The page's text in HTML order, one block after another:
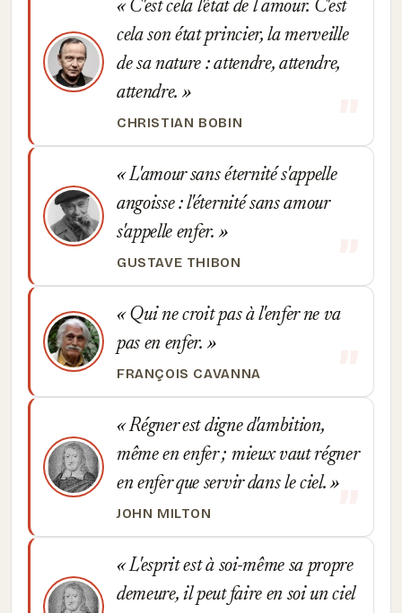
C'est cela l'état de l amour. C'est
cela son état princier, la merveille
de sa nature : attendre, attendre,
attendre.
CHRISTIAN BOBIN
L'amour sans éternité s'appelle
angoisse : l'éternité sans amour
s'appelle enfer.
GUSTAVE THIBON
Qui ne croit pas à l'enfer ne va
pas en enfer.
FRANÇOIS CAVANNA
Régner est digne d'ambition,
même en enfer ; mieux vaut régner
en enfer que servir dans le ciel.
JOHN MILTON
L'esprit est à soi-même sa propre
demeure, il peut faire en soi un ciel